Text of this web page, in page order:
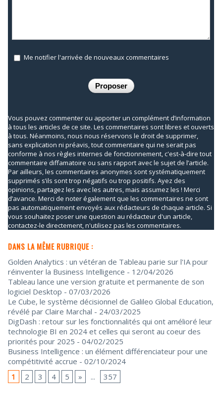
Me notifier l'arrivée de nouveaux commentaires
Vous pouvez commenter ou apporter un complément d’information
à tous les articles de ce site. Les commentaires sont libres et ouverts
à tous. Néanmoins, nous nous réservons le droit de supprimer,
sans explication ni préavis, tout commentaire qui ne serait pas
conforme à nos règles internes de fonctionnement, c'est-à-dire tout
commentaire diffamatoire ou sans rapport avec le sujet de l’article.
Par ailleurs, les commentaires anonymes sont systématiquement
supprimés s’ils sont trop négatifs ou trop positifs. Ayez des
opinions, partagez les avec les autres, mais assumez les ! Merci
d’avance. Merci de noter également que les commentaires ne sont
pas automatiquement envoyés aux rédacteurs de chaque article. Si
vous souhaitez poser une question au rédacteur d'un article,
contactez-le directement, n'utilisez pas les commentaires.
DANS LA MÊME RUBRIQUE :
Golden Analytics : un vétéran de Tableau parie sur l'IA pour
réinventer la Business Intelligence - 12/04/2026
Tableau lance une version gratuite et permanente de son
logiciel Desktop - 07/03/2026
Le Cube, le système décisionnel de Galileo Global Education,
révélé par Claire Marchal - 24/03/2025
DigDash : retour sur les fonctionnalités qui ont amélioré leur
technologie BI en 2024 et celles qui seront au coeur des
priorités pour 2025 - 04/02/2025
Business Intelligence : un élément différenciateur pour une
compétitivité accrue - 02/10/2024
1
2 3 4 5 » ... 357